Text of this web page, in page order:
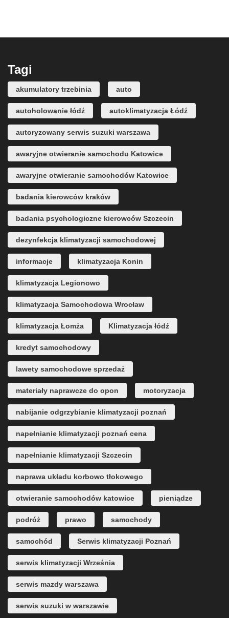
Tagi
akumulatory trzebinia auto
autoholowanie łódź autoklimatyzacja Łódź
autoryzowany serwis suzuki warszawa
awaryjne otwieranie samochodu Katowice
awaryjne otwieranie samochodów Katowice
badania kierowców kraków
badania psychologiczne kierowców Szczecin
dezynfekcja klimatyzacji samochodowej
informacje klimatyzacja Konin
klimatyzacja Legionowo
klimatyzacja Samochodowa Wrocław
klimatyzacja Łomża Klimatyzacja łódź
kredyt samochodowy
lawety samochodowe sprzedaż
materiały naprawcze do opon motoryzacja
nabijanie odgrzybianie klimatyzacji poznań
napełnianie klimatyzacji poznań cena
napełnianie klimatyzacji Szczecin
naprawa układu korbowo tłokowego
otwieranie samochodów katowice pieniądze
podróż prawo samochody
samochód Serwis klimatyzacji Poznań
serwis klimatyzacji Września
serwis mazdy warszawa
serwis suzuki w warszawie